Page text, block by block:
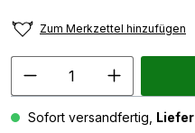
Zum Merkzettel hinzufügen
Sofort versandfertig,